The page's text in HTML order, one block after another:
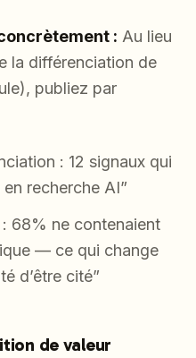
: Au lieu
la différenciation de
publiez par
: 12 signaux qui
recherche AI”
68% ne contenaient
— ce qui change
d’être cité”
de valeur